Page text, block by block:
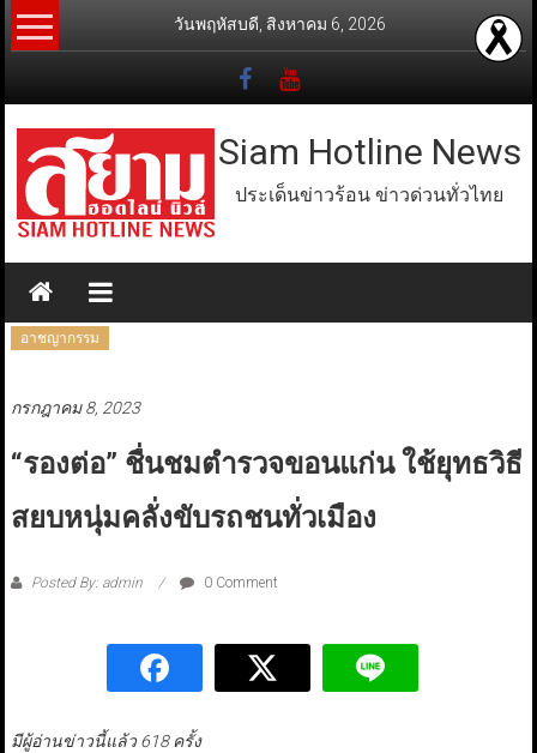
Skip
to
วันพฤหัสบดี, สิงหาคม 6, 2026
Siam Hotline News
ประเด็นข่าวร้อน ข่าวด่วนทั่วไทย
อาชญากรรม
กรกฎาคม 8, 2023
“รองต่อ” ชื่นชมตำรวจขอนแก่น ใช้ยุทธวิธี
สยบหนุ่มคลั่งขับรถชนทั่วเมือง
Posted By: admin 0 Comment
มีผู้อ่านข่าวนี้แล้ว 618 ครั้ง